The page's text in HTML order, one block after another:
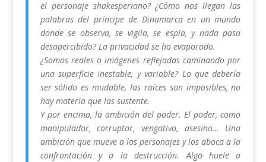
el personaje shakesperiano? ¿Cómo nos llegan las
palabras del príncipe de Dinamarca en un mundo
donde se observa, se vigila, se espía, y nada pasa
desapercibido? La privacidad se ha evaporado.
¿Somos reales o imágenes reflejadas caminando por
una superficie inestable, y variable? Lo que debería
ser sólido es mudable, las raíces son imposibles, no
hay materia que las sustente.
Y por encima, la ambición del poder. El poder, como
manipulador, corruptor, vengativo, asesino… Una
ambición que mueve a los personajes y los aboca a la
confrontación y a la destrucción. Algo huele a